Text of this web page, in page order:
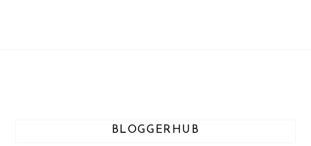
BLOGGERHUB